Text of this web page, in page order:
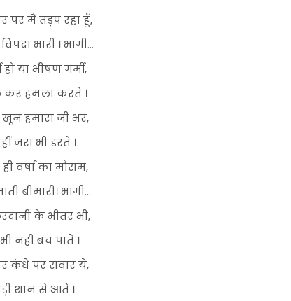
पर मैं तड़प रहा हूँ,
भारी । भागी...
हो या भीषण गर्मी,
हमला करते ।
खून हमारा जी भर,
जरा भी डरते ।
वर्षा का मौसम,
बीमारी। भागी...
के भीतर भी,
नहीं बच पाते ।
कंधे पर सवार ये,
शान से आते ।